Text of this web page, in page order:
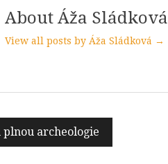
About Áža Sládková
View all posts by Áža Sládková →
plnou archeologie